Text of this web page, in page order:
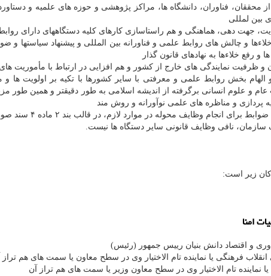
محققان، فناوران، دانشگاه ها، مراکز پژوهشی و حوزه های علمیه و
بین لمللی
جهت دهی، هماهنگی و هم راستاسازی کارهای کلیه دستگاههای دارای
خلاءها و چالش های روابط علمی و فناورانه بین المللی و پیشنهاد سیاستها
و رفع خلاءها به نهادهای قانون گذار
و ظرفیت نمایندگی های خارج از کشور و هم افزایی در ارتباط با مأموریت
الهام بخش روابط علمی و معرفتی با سایر کشورها با تکیه بر اولویت
عام و علوم انسانی برگرفته از اندیشه اسلامی به طور دقیقتر و همین طور
پردازی و مناظره های علمی نوآورانه و روش مند
زیر است:
و اقتصاد دانش بنیان رییس جمهور (رئیس)
فرهنگی یا نماینده تام الاختیار وی در سطح معاون یا سمت های هم تراز
نماینده تام الاختیار وی در سطح معاون وزیر یا سمت های هم تراز آن